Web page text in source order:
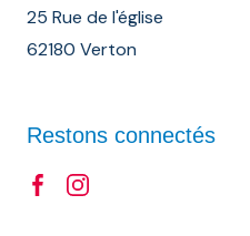
25 Rue de l'église
62180 Verton
Restons connectés